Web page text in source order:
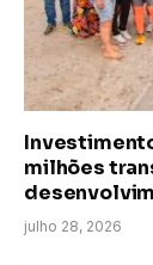
milhões
julho 28, 2026